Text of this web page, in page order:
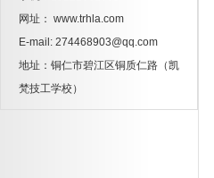
网址： www.trhla.com
E-mail: 274468903@qq.com
地址：铜仁市碧江区铜质仁路（凯
梵技工学校）